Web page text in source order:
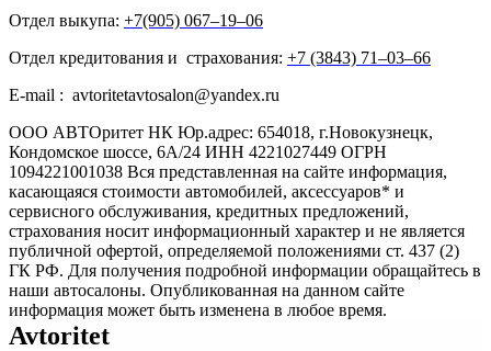
Отдел выкупа: +7(905) 067‒19‒06
Отдел кредитования и страхования: +7 (3843) 71‒03‒66
E-mail : avtoritetavtosalon@yandex.ru
ООО АВТОритет НК Юр.адрес: 654018, г.Новокузнецк,
Кондомское шоссе, 6А/24 ИНН 4221027449 ОГРН
1094221001038 Вся представленная на сайте информация,
касающаяся стоимости автомобилей, аксессуаров* и
сервисного обслуживания, кредитных предложений,
страхования носит информационный характер и не является
публичной офертой, определяемой положениями ст. 437 (2)
ГК РФ. Для получения подробной информации обращайтесь в
наши автосалоны. Опубликованная на данном сайте
информация может быть изменена в любое время.
Avtoritet